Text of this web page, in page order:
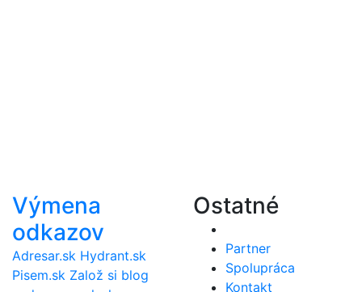
Výmena
odkazov
Adresar.sk Hydrant.sk
Pisem.sk Založ si blog
Ostatné
Partner
Spolupráca
Kontakt